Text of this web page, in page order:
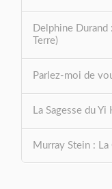
Delphine
Terre)
Parlez-moi de
La Sagesse du Yi
Murray Stein :